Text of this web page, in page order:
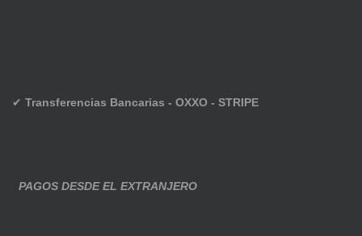
✔ Transferencias Bancarias - OXXO - STRIPE
PAGOS DESDE EL EXTRANJERO